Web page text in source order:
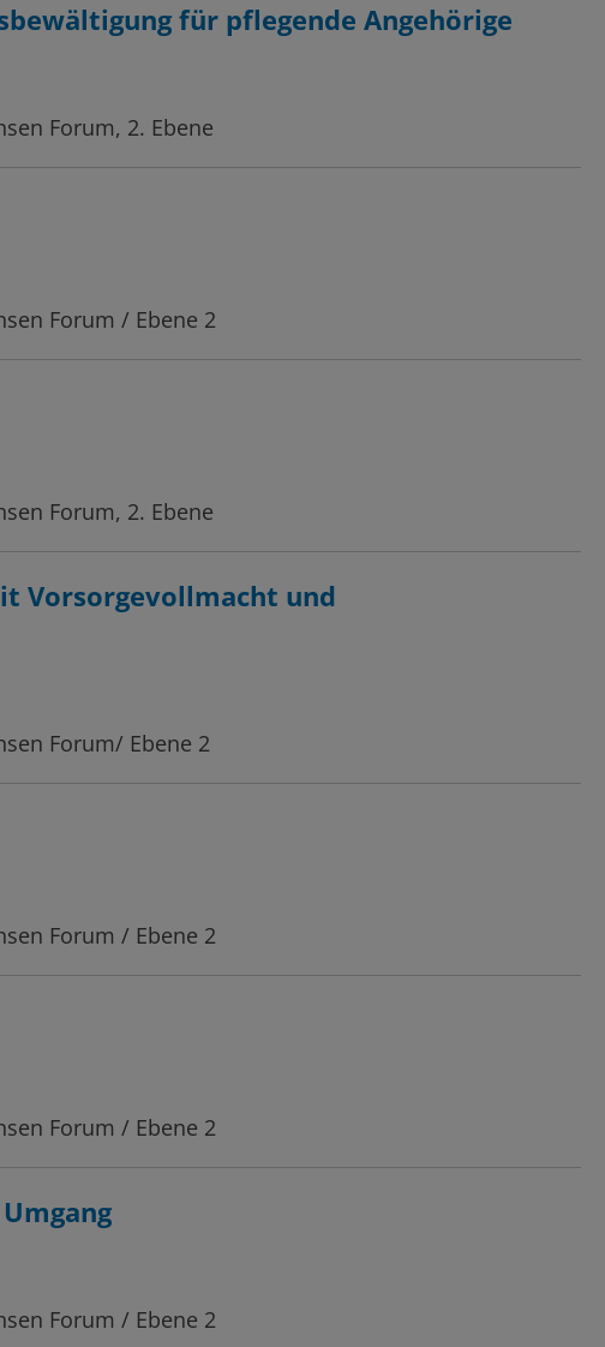
für pflegende Angehörige
Forum, 2. Ebene
Forum / Ebene 2
Forum, 2. Ebene
Vorsorgevollmacht und
Forum/ Ebene 2
Forum / Ebene 2
Forum / Ebene 2
Forum / Ebene 2